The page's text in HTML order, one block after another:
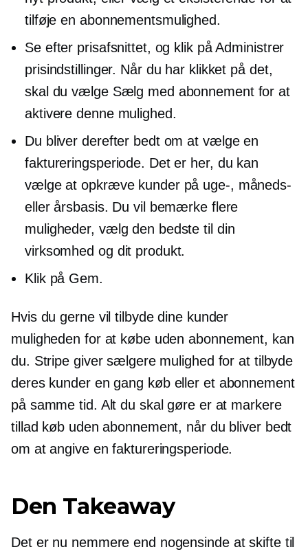
tilføje en abonnementsmulighed.
Se efter prisafsnittet, og klik på Administrer
prisindstillinger. Når du har klikket på det,
skal du vælge Sælg med abonnement for at
aktivere denne mulighed.
Du bliver derefter bedt om at vælge en
faktureringsperiode. Det er her, du kan
vælge at opkræve kunder på uge-, måneds-
eller årsbasis. Du vil bemærke flere
muligheder, vælg den bedste til din
virksomhed og dit produkt.
Klik på Gem.
Hvis du gerne vil tilbyde dine kunder
muligheden for at købe uden abonnement, kan
du. Stripe giver sælgere mulighed for at tilbyde
deres kunder en gang køb eller et abonnement
på samme tid. Alt du skal gøre er at markere
tillad køb uden abonnement, når du bliver bedt
om at angive en faktureringsperiode.
Den Takeaway
Det er nu nemmere end nogensinde at skifte til